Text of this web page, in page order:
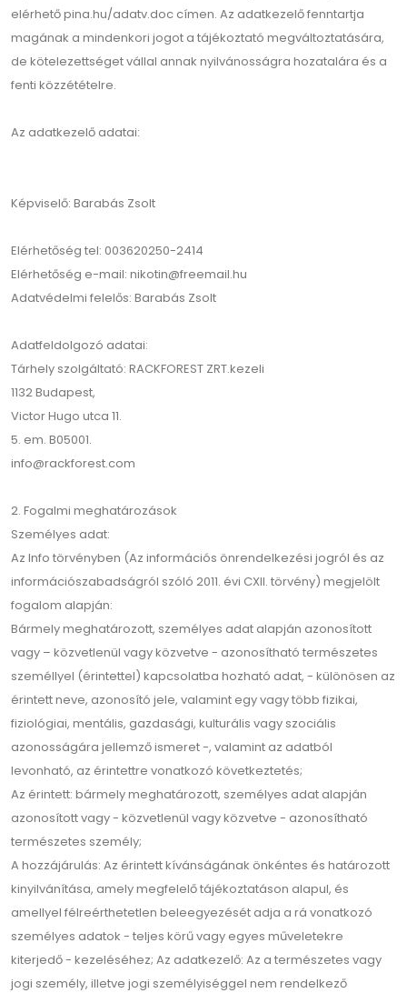
elérhető pina.hu/adatv.doc címen. Az adatkezelő fenntartja
magának a mindenkori jogot a tájékoztató megváltoztatására,
de kötelezettséget vállal annak nyilvánosságra hozatalára és a
fenti közzétételre.
Az adatkezelő adatai:
Képviselő: Barabás Zsolt
Elérhetőség tel: 003620250-2414
Elérhetőség e-mail: nikotin@freemail.hu
Adatvédelmi felelős: Barabás Zsolt
Adatfeldolgozó adatai:
Tárhely szolgáltató: RACKFOREST ZRT.kezeli
1132 Budapest,
Victor Hugo utca 11.
5. em. B05001.
info@rackforest.com
2. Fogalmi meghatározások
Személyes adat:
Az Info törvényben (Az információs önrendelkezési jogról és az
információszabadságról szóló 2011. évi CXII. törvény) megjelölt
fogalom alapján:
Bármely meghatározott, személyes adat alapján azonosított
vagy – közvetlenül vagy közvetve - azonosítható természetes
személlyel (érintettel) kapcsolatba hozható adat, - különösen az
érintett neve, azonosító jele, valamint egy vagy több fizikai,
fiziológiai, mentális, gazdasági, kulturális vagy szociális
azonosságára jellemző ismeret -, valamint az adatból
levonható, az érintettre vonatkozó következtetés;
Az érintett: bármely meghatározott, személyes adat alapján
azonosított vagy - közvetlenül vagy közvetve - azonosítható
természetes személy;
A hozzájárulás: Az érintett kívánságának önkéntes és határozott
kinyilvánítása, amely megfelelő tájékoztatáson alapul, és
amellyel félreérthetetlen beleegyezését adja a rá vonatkozó
személyes adatok - teljes körű vagy egyes műveletekre
kiterjedő - kezeléséhez; Az adatkezelő: Az a természetes vagy
jogi személy, illetve jogi személyiséggel nem rendelkező